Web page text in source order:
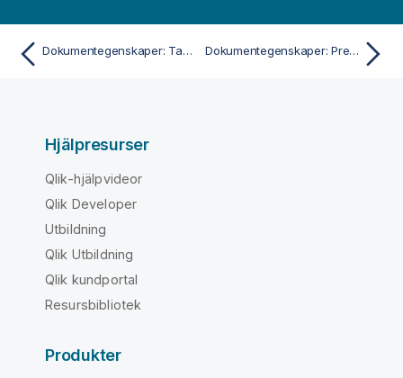
Dokumentegenskaper: Tabeller Dokumentegenskaper: Presentation
Hjälpresurser
Qlik-hjälpvideor
Qlik Developer
Utbildning
Qlik Utbildning
Qlik kundportal
Resursbibliotek
Produkter